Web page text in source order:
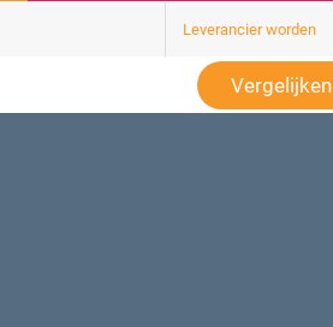
Leverancier worden
Vergelijken